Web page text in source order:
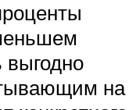
выгодно
на